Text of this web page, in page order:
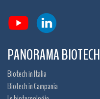
PANORAMA BIOTECH
Biotech in Italia
Biotech in Campania